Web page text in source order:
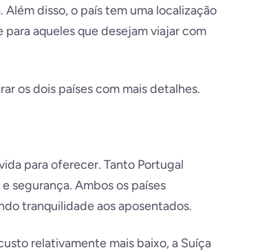
disso, o país tem uma localização
aqueles que desejam viajar com
os dois países com mais detalhes.
para oferecer. Tanto Portugal
segurança. Ambos os países
tranquilidade aos aposentados.
relativamente mais baixo, a Suíça